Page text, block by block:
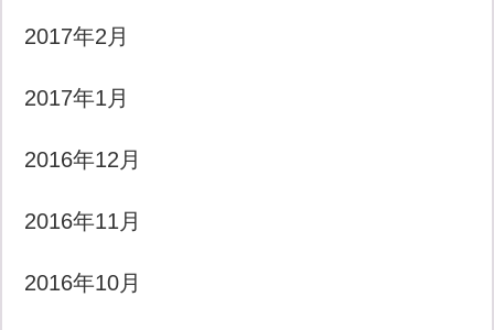
2017年2月
2017年1月
2016年12月
2016年11月
2016年10月